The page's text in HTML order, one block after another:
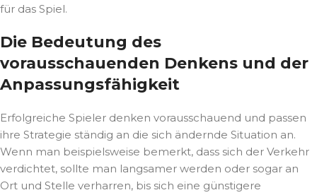
für das Spiel.
Die Bedeutung des
vorausschauenden Denkens und der
Anpassungsfähigkeit
Erfolgreiche Spieler denken vorausschauend und passen
ihre Strategie ständig an die sich ändernde Situation an.
Wenn man beispielsweise bemerkt, dass sich der Verkehr
verdichtet, sollte man langsamer werden oder sogar an
Ort und Stelle verharren, bis sich eine günstigere